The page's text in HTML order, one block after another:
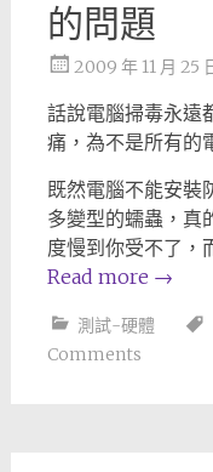
的問題
2009 年 11 月 25
話說電腦掃毒永遠
痛，為不是所有的
既然電腦不能安裝
多變型的蠕蟲，真
度慢到你受不了，
Read more →
測試-硬體
Comments